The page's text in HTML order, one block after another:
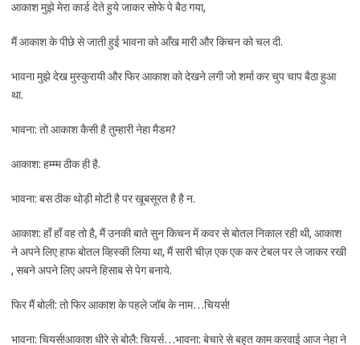
आकाश मुझे मेरा कार्ड देते हुये जाकर सोफे पे बैठ गया,
मैं आकाश के पीछे से जाती हुई भावना को आँख मारी और किचन को चल दी.
भावना मुझे देख मुस्कुरायी और फिर आकाश को देखने लगी जो शर्मा कर चुप चाप बैठा हुआ
था.
भावना: तो आकाश कैसी है तुम्हारी नेहा मैडम?
आकाश: हम्म्म ठीक ही है.
भावना: बस ठीक थोड़ी मोटी है पर खूबसूरत है है न.
आकाश: हाँ हाँ वह तो है, मैं उनकी बाते सुन किचन में कवर से बोतल निकाल रही थी, आकाश
ने अपने लिए हाफ बोतल व्हिस्की लिया था, मैं सारी चीज़ एक एक कर टेबल पर ले जाकर रखी
, सबने अपने लिए अपने हिसाब से पेग बनाये.
फिर मैं बोली: तो फिर आकाश के पहले जॉब के नाम…चियर्स!
भावना: चियर्स!आकाश धीरे से बोलै: चियर्स…भावना: बेचारे से बहुत काम करवाई आज नेहा ने